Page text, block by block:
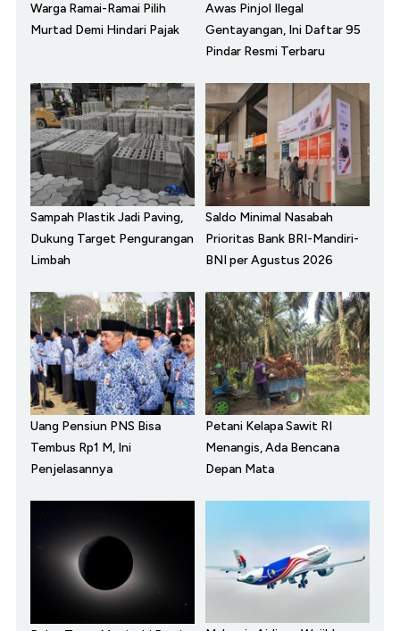
Warga Ramai-Ramai Pilih
Murtad Demi Hindari Pajak
Awas Pinjol Ilegal
Gentayangan, Ini Daftar 95
Pindar Resmi Terbaru
Sampah Plastik Jadi Paving,
Dukung Target Pengurangan
Limbah
Saldo Minimal Nasabah
Prioritas Bank BRI-Mandiri-
BNI per Agustus 2026
Uang Pensiun PNS Bisa
Tembus Rp1 M, Ini
Penjelasannya
Petani Kelapa Sawit RI
Menangis, Ada Bencana
Depan Mata